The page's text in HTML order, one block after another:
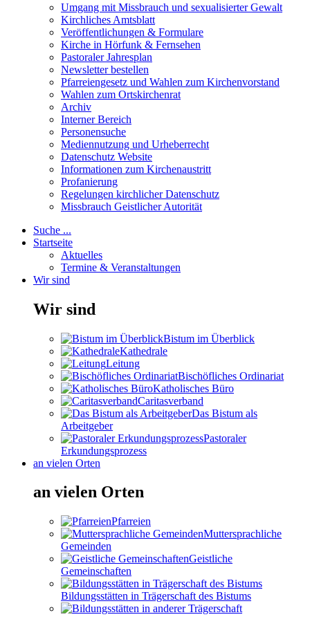
Umgang mit Missbrauch und sexualisierter Gewalt
Kirchliches Amtsblatt
Veröffentlichungen & Formulare
Kirche in Hörfunk & Fernsehen
Pastoraler Jahresplan
Newsletter bestellen
Pfarreiengesetz und Wahlen zum Kirchenvorstand
Wahlen zum Ortskirchenrat
Archiv
Interner Bereich
Personensuche
Mediennutzung und Urheberrecht
Datenschutz Website
Informationen zum Kirchenaustritt
Profanierung
Regelungen kirchlicher Datenschutz
Missbrauch Geistlicher Autorität
Suche ...
Startseite
Aktuelles
Termine & Veranstaltungen
Wir sind
Wir sind
Bistum im Überblick
Kathedrale
Leitung
Bischöfliches Ordinariat
Katholisches Büro
Caritasverband
Das Bistum als
Arbeitgeber
Pastoraler
Erkundungsprozess
an vielen Orten
an vielen Orten
Pfarreien
Muttersprachliche
Gemeinden
Geistliche
Gemeinschaften
Bildungsstätten in Trägerschaft des Bistums